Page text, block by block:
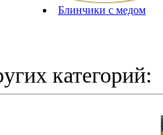
Блинчики с медом
категорий: